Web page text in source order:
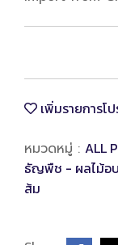
เพิ่มรายการโ
หมวดหมู่ : ALL
ธัญพืช - ผลไม้อ
ส้ม